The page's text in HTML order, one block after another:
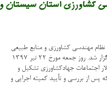
کشاورزی استان سیستان و
مهندسی کشاورزی و منابع طبیعی
سیستان و بلوچستان همزمان و بطور سراسری برگزار شد. روز جمعه مورخ ۲۲ تیر ۱۳۹۷
اجتماعات جهادکشاورزی تشکیل و
پس از بررسی و تأیید کمیته اجرایی و